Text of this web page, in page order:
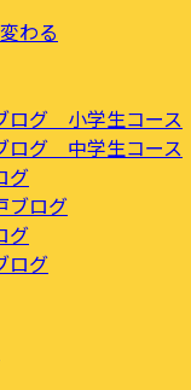
わる
ログ 小学生コース
ログ 中学生コース
グ
ブログ
グ
ログ